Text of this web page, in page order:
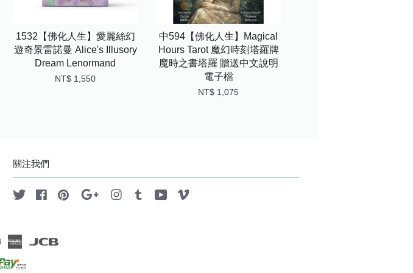
1532【佛化人生】愛麗絲幻
遊奇景雷諾曼 Alice's Illusory
Dream Lenormand
NT$ 1,550
中594【佛化人生】Magical
Hours Tarot 魔幻時刻塔羅牌
魔時之書塔羅 贈送中文說明
電子檔
NT$ 1,075
關注我們
Twitter FacebookPinterest Google Instagram
Tumblr YouTube
Master American